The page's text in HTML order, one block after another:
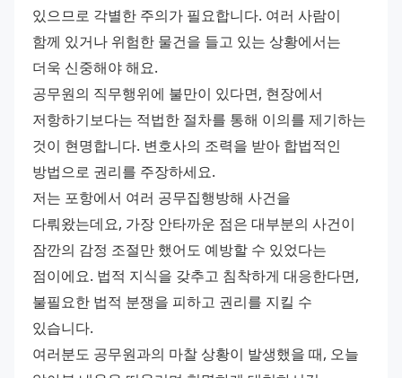
있으므로 각별한 주의가 필요합니다. 여러 사람이
함께 있거나 위험한 물건을 들고 있는 상황에서는
더욱 신중해야 해요.
공무원의 직무행위에 불만이 있다면, 현장에서
저항하기보다는 적법한 절차를 통해 이의를 제기하는
것이 현명합니다. 변호사의 조력을 받아 합법적인
방법으로 권리를 주장하세요.
저는 포항에서 여러 공무집행방해 사건을
다뤄왔는데요, 가장 안타까운 점은 대부분의 사건이
잠깐의 감정 조절만 했어도 예방할 수 있었다는
점이에요. 법적 지식을 갖추고 침착하게 대응한다면,
불필요한 법적 분쟁을 피하고 권리를 지킬 수
있습니다.
여러분도 공무원과의 마찰 상황이 발생했을 때, 오늘